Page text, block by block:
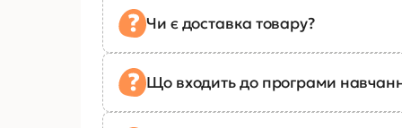
Чи є доставка товару?
Що входить до програми